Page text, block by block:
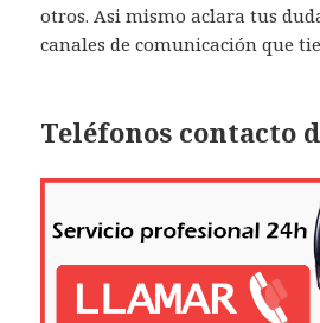
otros. Asi mismo aclara tus
canales de comunicación que
Teléfonos contacto